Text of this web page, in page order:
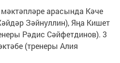
арасында Кәче
Зәйнуллин), Яңа Кишет
Рәдис Сәйфетдинов). 3
(тренеры Алия